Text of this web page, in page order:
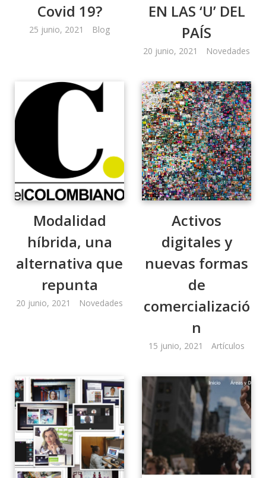
Covid 19?
25 junio, 2021 Blog
EN LAS ‘U’ DEL
PAÍS
20 junio, 2021 Novedades
Modalidad
híbrida, una
alternativa que
repunta
20 junio, 2021 Novedades
Activos
digitales y
nuevas formas
de
comercializació
n
15 junio, 2021 Artículos